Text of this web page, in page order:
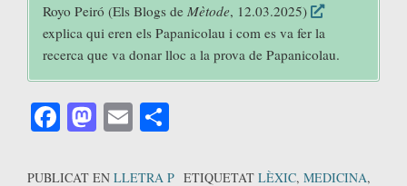
Royo Peiró (Els Blogs deMètode, 12.03.2025)
explica qui eren els Papanicolau i com es va fer la
recerca que va donar lloc a la prova de Papanicolau.
Facebook
Mastodon
Email
PUBLICAT EN LLETRA P ETIQUETAT LÈXIC, MEDICINA,